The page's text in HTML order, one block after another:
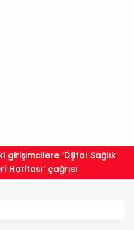
Haritası’ çağrısı